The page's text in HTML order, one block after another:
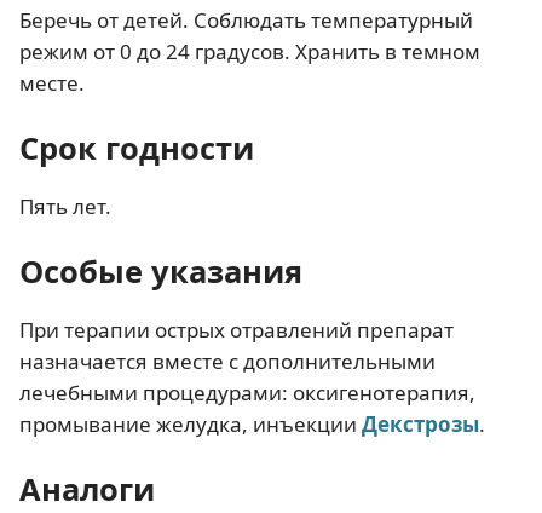
Беречь от детей. Соблюдать температурный
режим от 0 до 24 градусов. Хранить в темном
месте.
Срок годности
Пять лет.
Особые указания
При терапии острых отравлений препарат
назначается вместе с дополнительными
лечебными процедурами: оксигенотерапия,
промывание желудка, инъекции Декстрозы.
Аналоги